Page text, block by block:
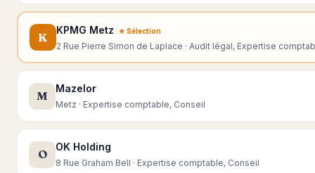
K
KPMG Metz ★ Sélection
2 Rue Pierre Simon de Laplace · Audit légal, Expertise
M
Mazelor
Metz · Expertise comptable, Conseil
O
OK Holding
8 Rue Graham Bell · Expertise comptable, Conseil